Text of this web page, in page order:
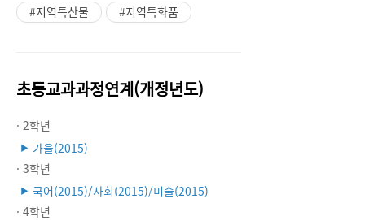
#지역특산물
#지역특화품
초등교과과정연계(개정년도)
· 2학년
▶ 가을(2015)
· 3학년
▶ 국어(2015)/사회(2015)/미술(2015)
· 4학년